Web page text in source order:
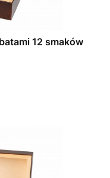
12 smaków